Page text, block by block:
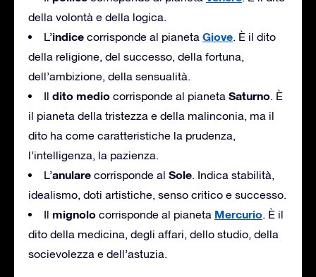
della volontà e della logica.
L’indice corrisponde al pianeta Giove. È il dito
della religione, del successo, della fortuna,
dell’ambizione, della sensualità.
Il dito medio corrisponde al pianeta Saturno. È
il pianeta della tristezza e della malinconia, ma il
dito ha come caratteristiche la prudenza,
l’intelligenza, la pazienza.
L’anulare corrisponde al Sole. Indica stabilità,
idealismo, doti artistiche, senso critico e successo.
Il mignolo corrisponde al pianeta Mercurio. È il
dito della medicina, degli affari, dello studio, della
socievolezza e dell’astuzia.